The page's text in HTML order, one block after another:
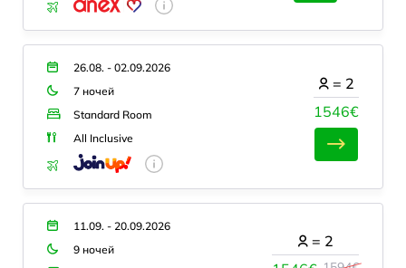
26.08. - 02.09.2026
7 ночей
Standard Room
All Inclusive
1546€
= 2
11.09. - 20.09.2026
9 ночей
= 2